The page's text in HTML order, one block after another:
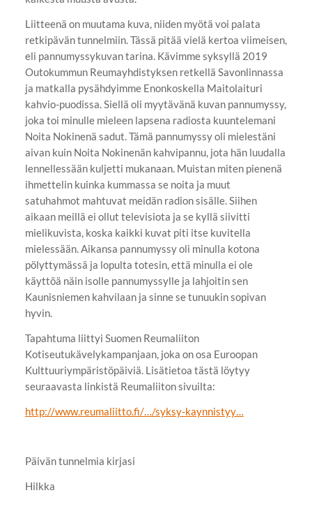
Liitteenä on muutama kuva, niiden myötä voi palata
retkipävän tunnelmiin. Tässä pitää vielä kertoa viimeisen,
eli pannumyssykuvan tarina. Kävimme syksyllä 2019
Outokummun Reumayhdistyksen retkellä Savonlinnassa
ja matkalla pysähdyimme Enonkoskella Maitolaituri
kahvio-puodissa. Siellä oli myytävänä kuvan pannumyssy,
joka toi minulle mieleen lapsena radiosta kuuntelemani
Noita Nokinenä sadut. Tämä pannumyssy oli mielestäni
aivan kuin Noita Nokinenän kahvipannu, jota hän luudalla
lennellessään kuljetti mukanaan. Muistan miten pienenä
ihmettelin kuinka kummassa se noita ja muut
satuhahmot mahtuvat meidän radion sisälle. Siihen
aikaan meillä ei ollut televisiota ja se kyllä siivitti
mielikuvista, koska kaikki kuvat piti itse kuvitella
mielessään. Aikansa pannumyssy oli minulla kotona
pölyttymässä ja lopulta totesin, että minulla ei ole
käyttöä näin isolle pannumyssylle ja lahjoitin sen
Kaunisniemen kahvilaan ja sinne se tunuukin sopivan
hyvin.
Tapahtuma liittyi Suomen Reumaliiton
Kotiseutukävelykampanjaan, joka on osa Euroopan
Kulttuuriympäristöpäiviä. Lisätietoa tästä löytyy
seuraavasta linkistä Reumaliiton sivuilta:
http://www.reumaliitto.fi/…/syksy-kaynnistyy…
Päivän tunnelmia kirjasi
Hilkka